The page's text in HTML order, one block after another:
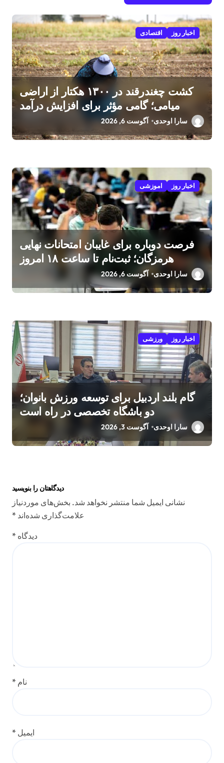
اخبار روز اقتصادی
کشت چغندرقند در ۱۳۰۰ هکتار از اراضی
میامی؛ گامی مؤثر برای افزایش درآمد
سارا اوحدی آگوست 6, 2026
اخبار روز اموزشی
فرصت دوباره برای غایبان امتحانات نهایی
هرمزگان؛ ثبت‌نام تا ساعت ۱۸ امروز
سارا اوحدی آگوست 6, 2026
اخبار روز ورزشی
گام بلند اردبیل برای توسعه ورزش بانوان؛
دو باشگاه تخصصی در راه است
سارا اوحدی آگوست 3, 2026
دیدگاهتان را بنویسید
نشانی ایمیل شما منتشر نخواهد شد. بخش‌های موردنیاز
علامت‌گذاری شده‌اند *
دیدگاه *
نام *
ایمیل *